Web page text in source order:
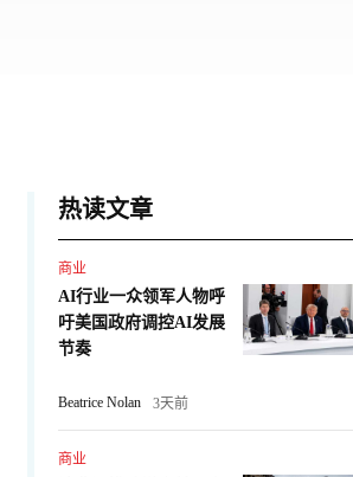
热读文章
商业
AI行业一众领军人物呼
吁美国政府调控AI发展
节奏
Beatrice Nolan 3天前
商业